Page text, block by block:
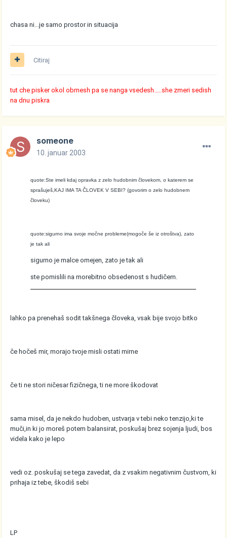
chasa ni...je samo prostor in situacija
Citiraj
tut che pisker okol obrnesh pa se nanga vsedesh.....she zmeri sedish
na dnu piskra
someone
10. januar 2003
quote:Ste imeli kdaj opravka z zelo hudobnim človekom, o katerem se
sprašuješ,KAJ IMA TA ČLOVEK V SEBI? (govorim o zelo hudobnem
človeku)
quote:sigurno ima svoje močne probleme(mogoče še iz otroštva), zato
je tak ali
sigurno je malce omejen, zato je tak ali
ste pomislili na morebitno obsedenost s hudičem.
lahko pa prenehaš sodit takšnega človeka, vsak bije svojo bitko
če hočeš mir, morajo tvoje misli ostati mirne
če ti ne stori ničesar fizičnega, ti ne more škodovat
sama misel, da je nekdo hudoben, ustvarja v tebi neko tenzijo,ki te
muči,in ki jo moreš potem balansirat, poskušaj brez sojenja ljudi, bos
videla kako je lepo
vedi oz. poskušaj se tega zavedat, da z vsakim negativnim čustvom, ki
prihaja iz tebe, škodiš sebi
LP